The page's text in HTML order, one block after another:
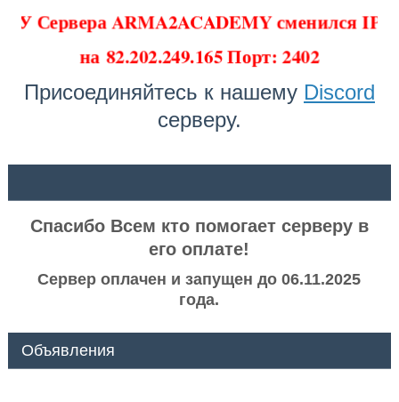
У Сервера ARMA2ACADEMY сменился IP
на 82.202.249.165 Порт: 2402
Присоединяйтесь к нашему Discord
серверу.
Спасибо Всем кто помогает серверу в
его оплате!
Сервер оплачен и запущен до 06.11.2025
года.
Объявления